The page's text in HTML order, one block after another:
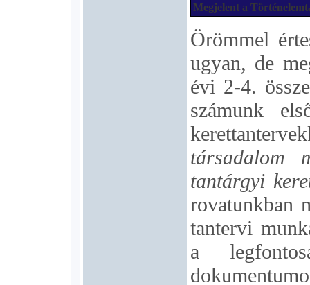
Megjelent a
Örömmel
ugyan, de
évi 2-4.
számunk
társadalom
tantárgyi
rovatunkban
tantervi
a